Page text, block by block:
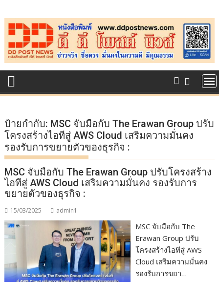
to
content
ป้ายกำกับ: MSC จับมือกับ The Erawan Group ปรับ
โครงสร้างไอทีสู่ AWS Cloud เสริมความมั่นคง
รองรับการขยายตัวของธุรกิจ :
MSC จับมือกับ The Erawan Group ปรับโครงสร้าง
ไอทีสู่ AWS Cloud เสริมความมั่นคง รองรับการ
ขยายตัวของธุรกิจ :
15/03/2025 admin1
MSC จับมือกับ The
Erawan Group ปรับ
โครงสร้างไอทีสู่ AWS
Cloud เสริมความมั่นคง
รองรับการขยา…